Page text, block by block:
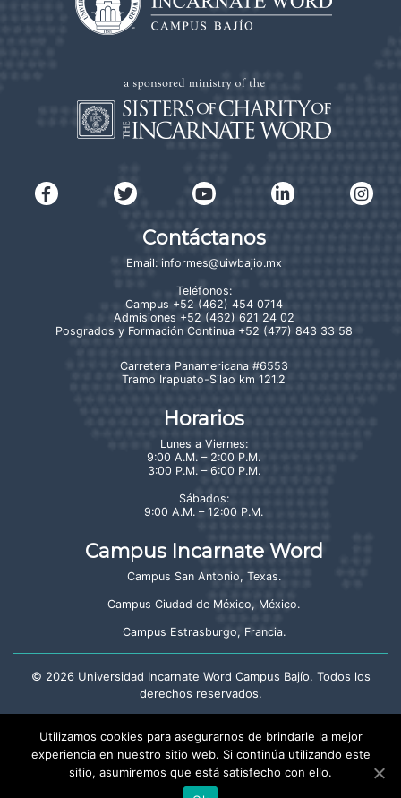
Contáctanos
Email: informes@uiwbajio.mx
Teléfonos:
Campus +52 (462) 454 0714
Admisiones +52 (462) 621 24 02
Posgrados y Formación Continua +52 (477) 843 33 58
Carretera Panamericana #6553
Tramo Irapuato-Silao km 121.2
Horarios
Lunes a Viernes:
9:00 A.M. – 2:00 P.M.
3:00 P.M. – 6:00 P.M.
Sábados:
9:00 A.M. – 12:00 P.M.
Campus Incarnate Word
Campus San Antonio, Texas.
Campus Ciudad de México, México.
Campus Estrasburgo, Francia.
© 2026Universidad Incarnate Word Campus Bajío. Todos los
derechos reservados.
Crayón: Estudio Creativo
Utilizamos cookies para asegurarnos de brindarle la mejor
experiencia en nuestro sitio web. Si continúa utilizando este
sitio, asumiremos que está satisfecho con ello.